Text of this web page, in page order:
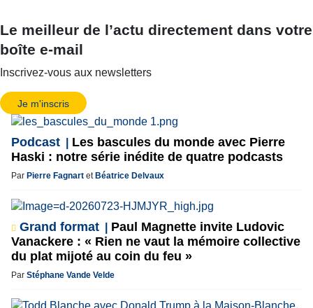
Le meilleur de l’actu directement dans votre
boîte e-mail
Inscrivez-vous aux newsletters
Je m'inscris
Podcast
Les bascules du monde avec Pierre
Haski : notre série inédite de quatre podcasts
Par Pierre Fagnart et Béatrice Delvaux
Grand format
Paul Magnette invite Ludovic
Vanackere : « Rien ne vaut la mémoire collective
du plat mijoté au coin du feu »
Par Stéphane Vande Velde